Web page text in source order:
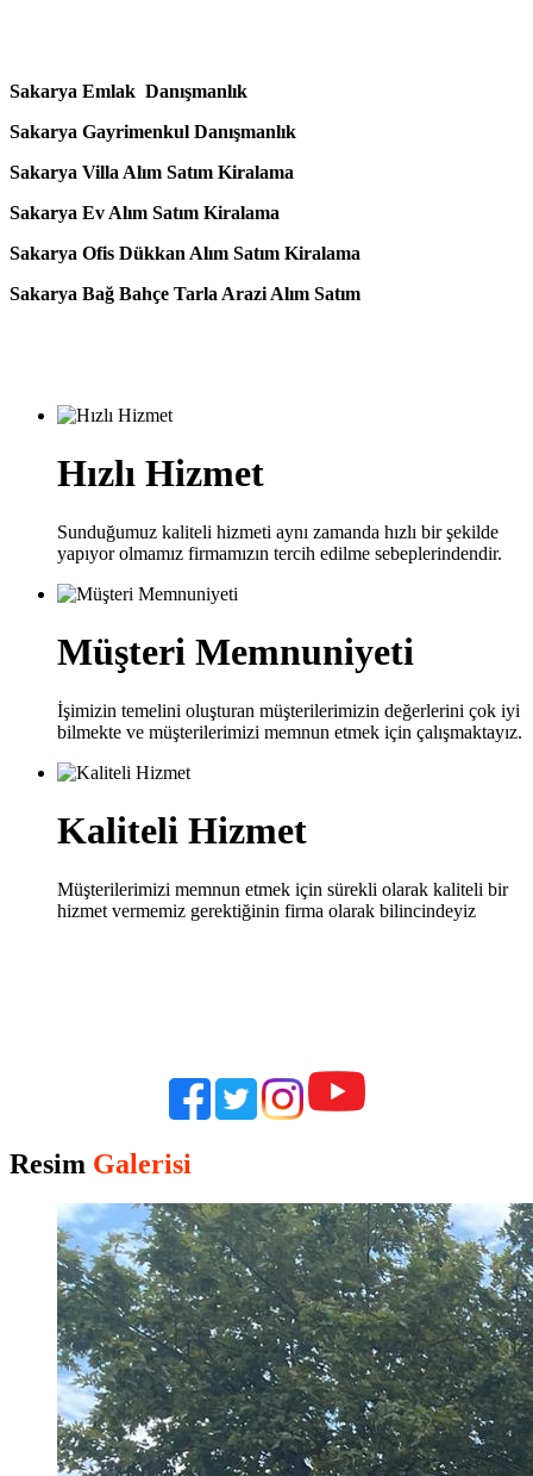
Sakarya Emlak Danışmanlık
Sakarya Gayrimenkul Danışmanlık
Sakarya Villa Alım Satım Kiralama
Sakarya Ev Alım Satım Kiralama
Sakarya Ofis Dükkan Alım Satım Kiralama
Sakarya Bağ Bahçe Tarla Arazi Alım Satım
Hızlı Hizmet
Sunduğumuz kaliteli hizmeti aynı zamanda hızlı bir şekilde
yapıyor olmamız firmamızın tercih edilme sebeplerindendir.
Müşteri Memnuniyeti
İşimizin temelini oluşturan müşterilerimizin değerlerini çok iyi
bilmekte ve müşterilerimizi memnun etmek için çalışmaktayız.
Kaliteli Hizmet
Müşterilerimizi memnun etmek için sürekli olarak kaliteli bir
hizmet vermemiz gerektiğinin firma olarak bilincindeyiz
Resim Galerisi